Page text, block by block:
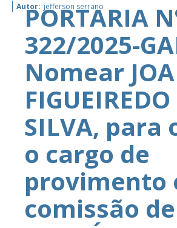
Autor: jefferson serrano
PORTARIA
322/2025-
Nomear
SILVA, para
o cargo de
provimento
comissão de